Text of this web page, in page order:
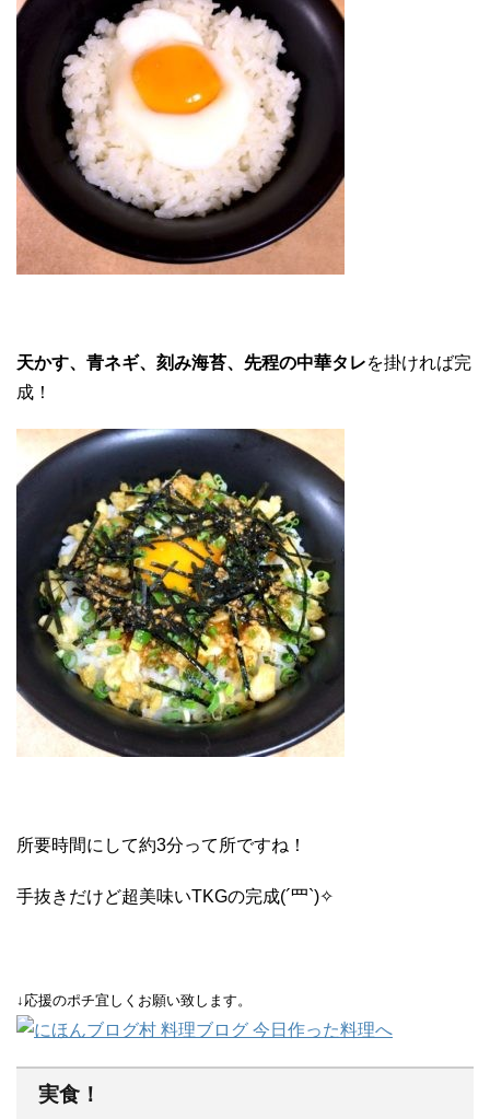
天かす、青ネギ、刻み海苔、先程の中華タレを掛ければ完
成！
所要時間にして約3分って所ですね！
手抜きだけど超美味いTKGの完成(´罒`)✧
↓応援のポチ宜しくお願い致します。
実食！